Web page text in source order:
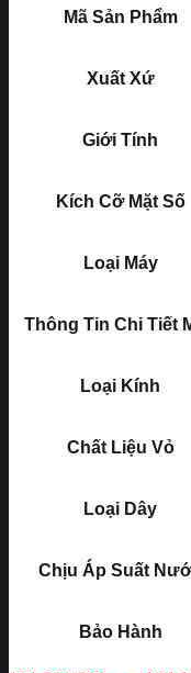
Mã Sản Phẩm
Xuất Xứ
Giới Tính
Kích Cỡ Mặt Số
Loại Máy
Thông Tin Chi Tiết
Loại Kính
Chất Liệu Vỏ
Loại Dây
Chịu Áp Suất
Bảo Hành